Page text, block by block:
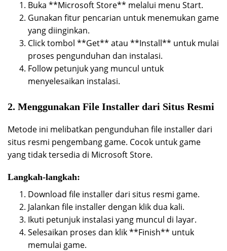
Buka **Microsoft Store** melalui menu Start.
Gunakan fitur pencarian untuk menemukan game
yang diinginkan.
Click tombol **Get** atau **Install** untuk mulai
proses pengunduhan dan instalasi.
Follow petunjuk yang muncul untuk
menyelesaikan instalasi.
2. Menggunakan File Installer dari Situs Resmi
Metode ini melibatkan pengunduhan file installer dari
situs resmi pengembang game. Cocok untuk game
yang tidak tersedia di Microsoft Store.
Langkah-langkah:
Download file installer dari situs resmi game.
Jalankan file installer dengan klik dua kali.
Ikuti petunjuk instalasi yang muncul di layar.
Selesaikan proses dan klik **Finish** untuk
memulai game.